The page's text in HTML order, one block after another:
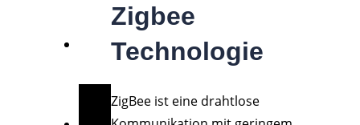
Zigbee
Technologie
ZigBee ist eine drahtlose